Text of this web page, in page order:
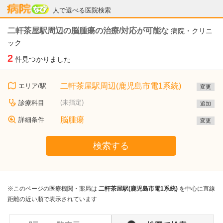
人で選べる医院検索
病院なび
二軒茶屋駅周辺の脳腫瘍の治療/対応が可能な 病院・クリニ
ック
2 件見つかりました
エリア/駅 二軒茶屋駅周辺(鹿児島市電1系統) 変更
診療科目 (未指定) 追加
詳細条件 脳腫瘍 変更
検索する
※このページの医療機関・薬局は 二軒茶屋駅(鹿児島市電1系統) を中心に直線
距離の近い順で表示されています